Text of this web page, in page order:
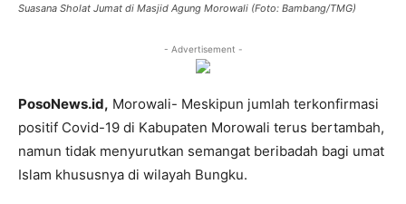
Suasana Sholat Jumat di Masjid Agung Morowali (Foto: Bambang/TMG)
- Advertisement -
PosoNews.id, Morowali- Meskipun jumlah terkonfirmasi
positif Covid-19 di Kabupaten Morowali terus bertambah,
namun tidak menyurutkan semangat beribadah bagi umat
Islam khususnya di wilayah Bungku.